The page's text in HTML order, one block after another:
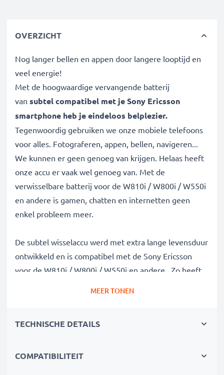
OVERZICHT
Nog langer bellen en appen door langere looptijd en
veel energie!
Met de hoogwaardige vervangende batterij
van subtel compatibel met jeSony Ericsson
smartphone heb je eindeloos belplezier.
Tegenwoordig gebruiken we onze mobiele telefoons
voor alles. Fotograferen, appen, bellen, navigeren...
We kunnen er geen genoeg van krijgen. Helaas heeft
onze accu er vaak wel genoeg van. Met de
verwisselbare batterij voor de W810i / W800i / W550i
en andere is gamen, chatten en internetten geen
enkel probleem meer.
De subtel wisselaccu werd met extra lange levensduur
ontwikkeld en is compatibel met de Sony Ericsson
voor de W810i / W800i / W550i en andere. Zo heeft
✔100% compatibel met de
✔Hoge capaciteit en lange batterijduur
MEER TONEN
TECHNISCHE DETAILS
COMPATIBILITEIT